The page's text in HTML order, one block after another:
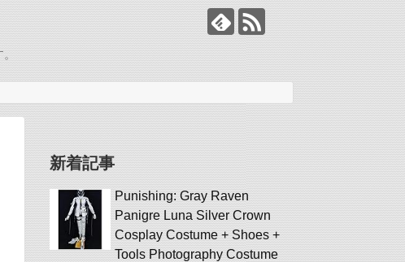
新着記事
Punishing: Gray Raven
Panigre Luna Silver Crown
Cosplay Costume + Shoes +
Tools Photography Costume